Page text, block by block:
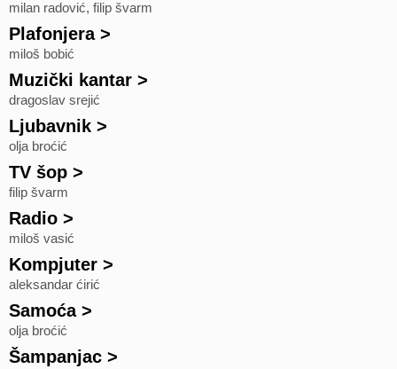
milan radović, filip švarm
Plafonjera>
miloš bobić
Muzički kantar >
dragoslav srejić
Ljubavnik >
olja broćić
TV šop >
filip švarm
Radio >
miloš vasić
Kompjuter >
aleksandar ćirić
Samoća>
olja broćić
Šampanjac >